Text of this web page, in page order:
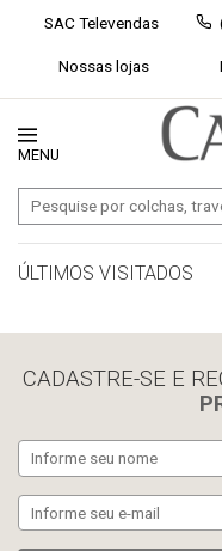
SAC Televendas
Nossas lojas
Exibir todos
ÚLTIMOS VISITADOS
CADASTRE-SE E